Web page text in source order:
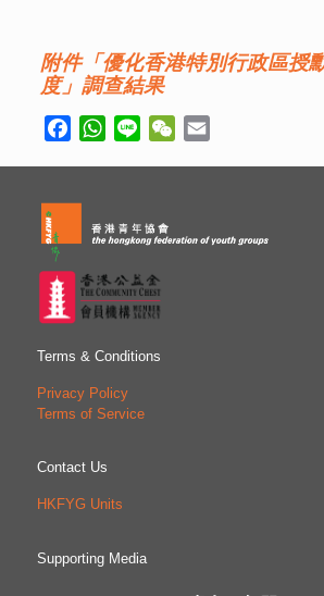
附件「優化香港特別行政區授
度」調查結果
FacebookWhatsApp
Line WeChat
Terms & Conditions
Privacy Policy
Terms of Service
Contact Us
HKFYG Units
Supporting Media